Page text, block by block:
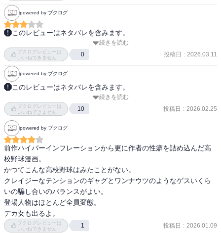
阿川先生で一躍有名になった感がある野球漫画。
カバー下にもミッチリと情報がある。
本編中も、いろいろと説明が細かくて助かる。
滝としてはナイアガラよりもイグアスの方が大きいんじゃなかった
っけ？
（どっかの有名人が「ナイアガラが可哀相」とまで言ったとか。）
高低差で言えばギアナ高地のエンジェルフォールの方がデカい。
今後、新魔球が出ることの伏線なのか、単に桐山が知らなかっただ
けなのか、どっちなんだろう。
伊能戦で広瀬がやったのって「ささやき戦術」ってやつだよね？
野村監督が選手時代に得意だったやつ。
---
小堀 へいた（こぼり へいた）：
霜葩高校野球部キャプテン。
３年。
コミュ力のバケモノで他校の監督と余裕で打ち解ける。
学生の頃にもう少し色々知っていたら、運動神経無いなりにもう少
し授業を楽しめていたのかなと思ったり思わなかったり…
こんなに頭脳戦的な要素も持ち合わせいるスポーツだとは知りませ
んでした。
出てくるキャラクター皆キャラが濃くて面白いです！！！次はどん
な奇行を読者に魅せつけてくれるのか、ページを捲るのが楽しみで
なりません！！！
特に好きなのが小堀キャプテン！！！
「さぁて　その余裕がどこまでもつかな」
味方側に投げかける台詞じゃなさ過ぎなこの迷言、皆大好きだと思
いますが私も大好きです笑
もっともっと煌めく姿を見たい…！！！
小堀キャプテンや皆の活躍を末長く楽しみたい、あわよくばアニメ
化も期待しているので、これからもっともっと人気が出て欲しいし
作品が長く続いて欲しいなと思います。
powered by ブクログ
このレビューはネタバレを含みます。
ありがとうのサンキューじゃなくて三球の意味なんですね。
ピッチングは完璧なので、一人はアウトがとれるということにな
る。
野球漫画も出尽くした感があって、かなり特殊状況設定に走る傾向
がある。
というかこれだけ書かれてもまだ題材があるというのか。
最初から、勝負、勝負の展開で、マンガのパターンではあるけど、
少しムリがあって、やや引くとこがあります。
続きを読む
ブクログレビューは
いいねできません
0 投稿日 : 2026.03.11
powered by ブクログ
このレビューはネタバレを含みます。
6月、神奈川県の高校球児の間で、ある噂が囁かれていた。夜な夜な
現れては「3球勝負」を挑む謎の男、「野球部狩り」──。男は驚異
的な豪速球を持ち、勝負に負けたことがないという!!
県立横浜霜葩高等学校、野球部キャプテンの小堀は「野球部狩り」
が学内にいると推測。小堀は悲願の甲子園出場のため、男を勧誘し
ようと自ら囮となることを決めた。そしてその夜、グラウンドに
「野球部狩り」が現れる!! だが、男には野球ができない“ある秘密”が
あって……。
高校3年、最後の大会まで3週間、投げられる球──3球?! 9回ウラから
始まる野球譚、試合開始!!
続きを読む
ブクログレビューは
いいねできません
10 投稿日 : 2026.02.25
powered by ブクログ
前作ハイパーインフレーションから更に作者の性癖を詰め込んだ高
校野球漫画。
かつてこんな高校野球はみたことがない。
クレイジーなテンションのギャグとワンナウツのようなゲスいくら
いの騙し合いのバランスがよい。
登場人物はほとんど全員変態。
デカ女も出るよ。
ブクログレビューは
いいねできません
1 投稿日 : 2026.01.09